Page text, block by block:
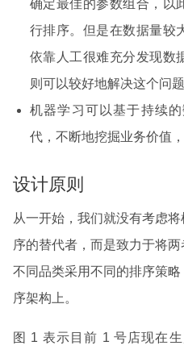
确定最佳的参数组合，以
行排序。但是在数据量较
依靠人工很难充分发现数
则可以较好地解决这个问题
机器学习可以基于持续
代，不断地挖掘业务价值
设计原则
从一开始，我们就没有考虑
序的替代者，而是致力于将
不同品类采用不同的排序策
序架构上。
图 1 表示目前 1 号店现在